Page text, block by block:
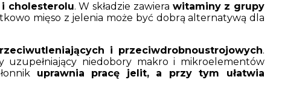
cholesterolu. W składzie zawiera witaminy z grupy
mięso z jelenia może być dobrą alternatywą dla
i przeciwdrobnoustrojowych.
uzupełniający niedobory makro i mikroelementów
uprawnia pracę jelit, a przy tym ułatwia